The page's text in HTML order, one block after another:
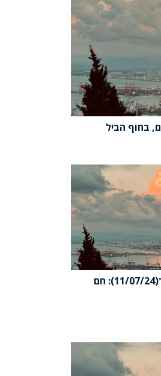
תחזית מזג האוויר(11/07/24): חם